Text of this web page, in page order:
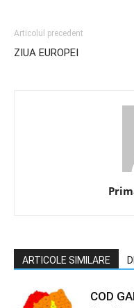
Articolul precedent
ZIUA EUROPEI
ARTICOLE SIMILARE
COD